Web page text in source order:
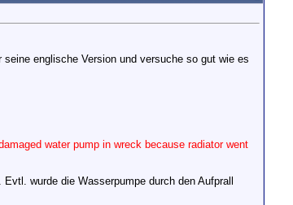
englische Version und versuche so gut wie es
water pump in wreck because radiator went
wurde die Wasserpumpe durch den Aufprall